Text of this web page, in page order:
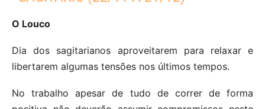
O Louco
Dia dos sagitarianos aproveitarem para relaxar e
libertarem algumas tensões nos últimos tempos.
No trabalho apesar de tudo de correr de forma